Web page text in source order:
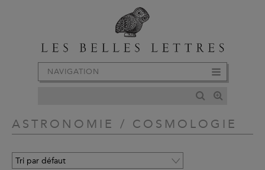
NAVIGATION
ASTRONOMIE / COSMOLOGIE